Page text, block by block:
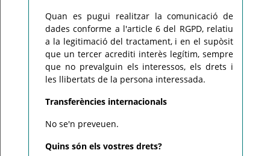
Quan es pugui realitzar la comunicació de
dades conforme a l'article 6 del RGPD, relatiu
a la legitimació del tractament, i en el supòsit
que un tercer acrediti interès legítim, sempre
que no prevalguin els interessos, els drets i
les llibertats de la persona interessada.
Transferències internacionals
No se'n preveuen.
Quins són els vostres drets?